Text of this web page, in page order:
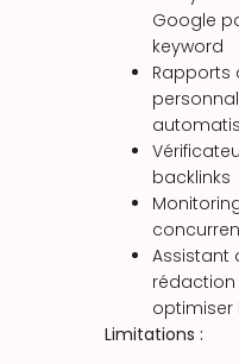
Google
keyword
Rapports
backlinks
Assistant
optimiser
Limitations :